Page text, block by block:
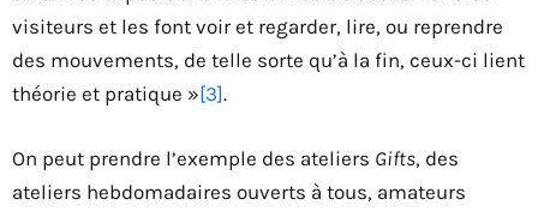
visiteurs et les font voir et regarder, lire, ou reprendre
des mouvements, de telle sorte qu’à la fin, ceux-ci lient
théorie et pratique »[3].
On peut prendre l’exemple des ateliers Gifts, des
ateliers hebdomadaires ouverts à tous, amateurs